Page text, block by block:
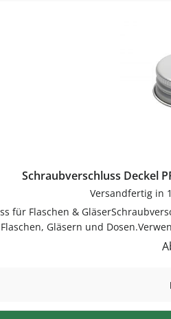
Schraubverschluss Deckel
Versandfertig in
für Flaschen &
Gläsern und
Gebrauch